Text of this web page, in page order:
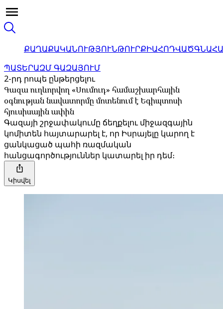
ՔԱՂԱՔԱԿԱՆՈՒԹՅՈՒՆԹՈՒՐՔԻԱՀՈԴՎԱԾ
ՊԱՏԵՐԱԶՄ ԳԱԶԱՅՈՒՄ
2-րդ րոպե ընթերցելու
Գազա ուղևորվող «Սումուդ» համաշխարհային
օգնության նավատորմը մոտենում է Եգիպտոսի
հյուսիսային ափին
Գազայի շրջափակումը ճեղքելու միջազգային
կոմիտեն հայտարարել է, որ Իսրայելը կարող է
ցանկացած պահի ռազմական
հանցագործություններ կատարել իր դեմ։
Կիսվել